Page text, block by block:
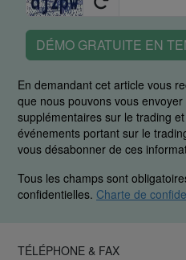
DÉMO GRATUITE EN
En demandant cet article vous
que nous pouvons vous
supplémentaires sur le trading
événements portant sur le
vous désabonner de ces
Tous les champs sont
confidentielles. Charte de
TÉLÉPHONE & FAX